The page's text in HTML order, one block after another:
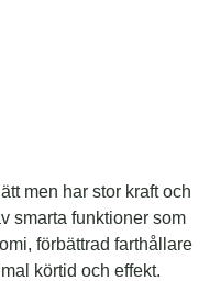
men har stor kraft och
smarta funktioner som
förbättrad farthållare
körtid och effekt.